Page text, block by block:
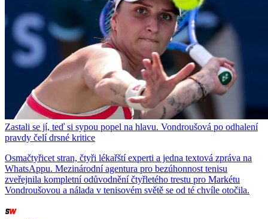
Zastali se jí, teď si sypou popel na hlavu. Vondroušová po odhalení
pravdy čelí drsné kritice
Osmačtyřicet stran, čtyři lékařští experti a jedna textová zpráva na
WhatsAppu. Mezinárodní agentura pro bezúhonnost tenisu
zveřejnila kompletní odůvodnění čtyřletého trestu pro Markétu
Vondroušovou a nálada v tenisovém světě se od té chvíle otočila.